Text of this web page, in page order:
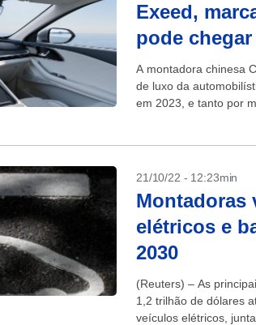
Exeed,
pode
A montadora chinesa
de luxo da
em 2023, e tanto por
21/10/22 - 12:23min
Montadoras
elétricos e
2030
(Reuters) – As
1,2 trilhão de dólares
veículos elétricos,